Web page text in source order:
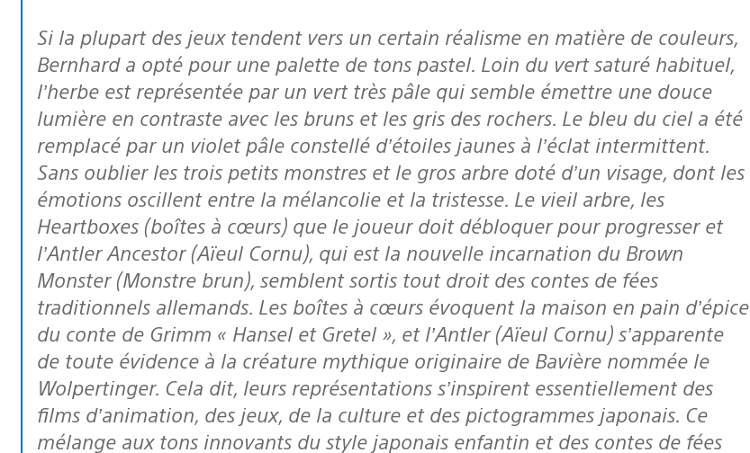
Si la plupart des jeux tendent vers un certain réalisme en matière de couleurs,
Bernhard a opté pour une palette de tons pastel. Loin du vert saturé habituel,
l’herbe est représentée par un vert très pâle qui semble émettre une douce
lumière en contraste avec les bruns et les gris des rochers. Le bleu du ciel a été
remplacé par un violet pâle constellé d’étoiles jaunes à l’éclat intermittent.
Sans oublier les trois petits monstres et le gros arbre doté d’un visage, dont les
émotions oscillent entre la mélancolie et la tristesse. Le vieil arbre, les
Heartboxes (boîtes à cœurs) que le joueur doit débloquer pour progresser et
l’Antler Ancestor (Aïeul Cornu), qui est la nouvelle incarnation du Brown
Monster (Monstre brun), semblent sortis tout droit des contes de fées
traditionnels allemands. Les boîtes à cœurs évoquent la maison en pain d’épice
du conte de Grimm « Hansel et Gretel », et l’Antler (Aïeul Cornu) s’apparente
de toute évidence à la créature mythique originaire de Bavière nommée le
Wolpertinger. Cela dit, leurs représentations s’inspirent essentiellement des
films d’animation, des jeux, de la culture et des pictogrammes japonais. Ce
mélange aux tons innovants du style japonais enfantin et des contes de fées